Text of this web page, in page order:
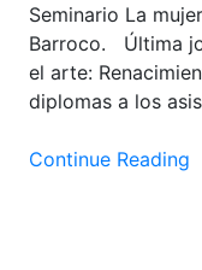
Seminario La
Barroco. Última
el arte:
diplomas a los
Continue Reading